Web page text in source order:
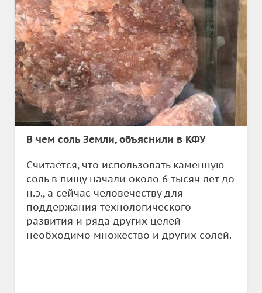
В чем соль Земли, объяснили в КФУ
Считается, что использовать каменную
соль в пищу начали около 6 тысяч лет до
н.э., а сейчас человечеству для
поддержания технологического
развития и ряда других целей
необходимо множество и других солей.